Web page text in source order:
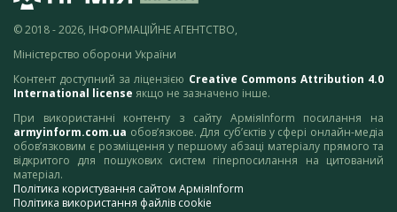
© 2018 - 2026, ІНФОРМАЦІЙНЕ АГЕНТСТВО,
Міністерство оборони України
Контент доступний за ліцензією Creative Commons Attribution 4.0
International license якщо не зазначено інше.
При використанні контенту з сайту АрміяInform посилання на
armyinform.com.ua обов’язкове. Для суб’єктів у сфері онлайн-медіа
обов’язковим є розміщення у першому абзаці матеріалу прямого та
відкритого для пошукових систем гіперпосилання на цитований
матеріал.
Політика користування сайтом АрміяInform
Політика використання файлів cookie